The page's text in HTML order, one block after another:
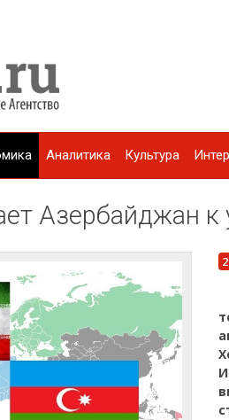
Аналитика Культура
Азербайджан